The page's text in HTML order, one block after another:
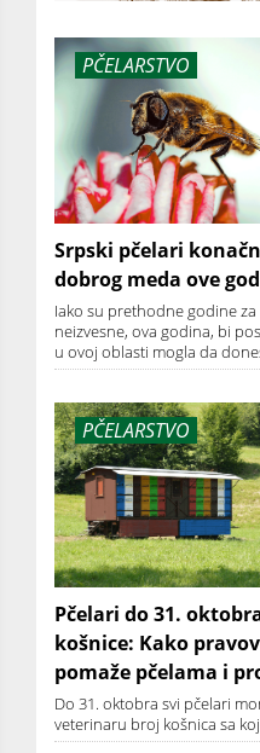
PČELARSTVO
Srpski pčelari
dobrog meda ove
Iako su prethodne godine
neizvesne, ova godina, bi
u ovoj oblasti mogla da
PČELARSTVO
Pčelari do 31.
košnice: Kako
pomaže pčelama i
Do 31. oktobra svi pčelari
veterinaru broj košnica sa